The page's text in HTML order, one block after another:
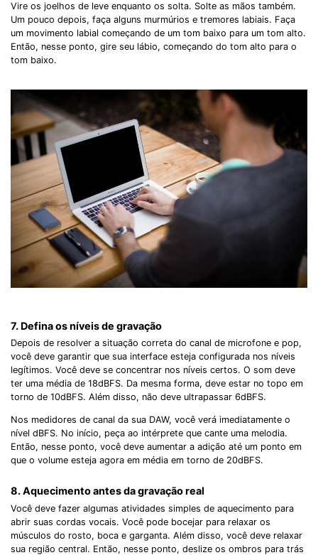
Vire os joelhos de leve enquanto os solta. Solte as mãos também.
Um pouco depois, faça alguns murmúrios e tremores labiais. Faça
um movimento labial começando de um tom baixo para um tom alto.
Então, nesse ponto, gire seu lábio, começando do tom alto para o
tom baixo.
7. Defina os níveis de gravação
Depois de resolver a situação correta do canal de microfone e pop,
você deve garantir que sua interface esteja configurada nos níveis
legítimos. Você deve se concentrar nos níveis certos. O som deve
ter uma média de 18dBFS. Da mesma forma, deve estar no topo em
torno de 10dBFS. Além disso, não deve ultrapassar 6dBFS.
Nos medidores de canal da sua DAW, você verá imediatamente o
nível dBFS. No início, peça ao intérprete que cante uma melodia.
Então, nesse ponto, você deve aumentar a adição até um ponto em
que o volume esteja agora em média em torno de 20dBFS.
8. Aquecimento antes da gravação real
Você deve fazer algumas atividades simples de aquecimento para
abrir suas cordas vocais. Você pode bocejar para relaxar os
músculos do rosto, boca e garganta. Além disso, você deve relaxar
sua região central. Então, nesse ponto, deslize os ombros para trás